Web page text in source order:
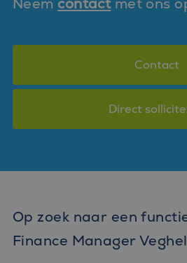
Contact
Direct
Op zoek naar een
Finance Manager